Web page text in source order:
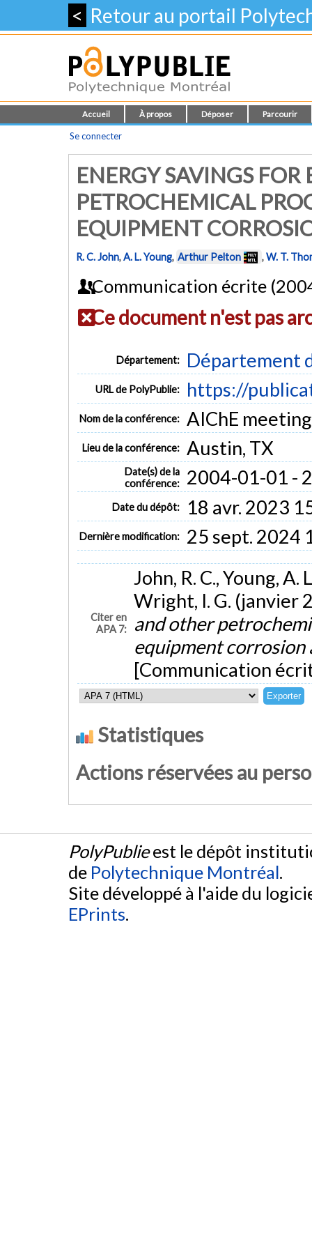
< Retour au portail
Accueil À propos Déposer Parcourir
Se connecter
ENERGY SAVINGS
PETROCHEMICAL
EQUIPMENT
R. C. John,A. L. Young, Arthur Pelton ,W. T.
Communication écrite
Ce document n'est pas
Département: Département
URL de PolyPublie: https://
Nom de la conférence: AIChE meeting
Lieu de la conférence: Austin, TX
Date(s) de la
conférence:
2004-01-01 -
Date du dépôt: 18 avr. 2023
Dernière modification: 25 sept. 2024
Citer en
APA 7:
John, R. C., Young, A.
Wright, I. G. (janvier
and other
equipment corrosion
[Communication
Statistiques
Actions réservées au
PolyPublieest le dépôt
de Polytechnique Montréal.
Site développé à l'aide du
EPrints.